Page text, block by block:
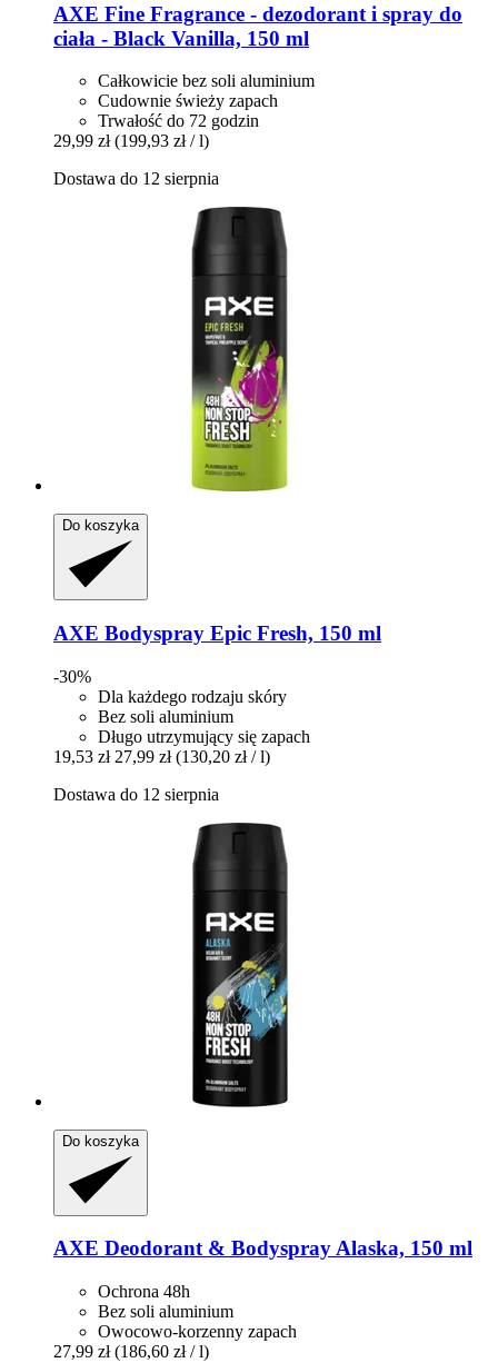
AXE Fine Fragrance -​ dezodorant i spray do
ciała -​ Black Vanilla, 150 ml
Całkowicie bez soli aluminium
Cudownie świeży zapach
Trwałość do 72 godzin
29,99 zł (199,93 zł / l)
Dostawa do 12 sierpnia
Do koszyka
AXE Bodyspray Epic Fresh, 150 ml
-30%
Dla każdego rodzaju skóry
Bez soli aluminium
Długo utrzymujący się zapach
19,53 zł 27,99 zł (130,20 zł / l)
Dostawa do 12 sierpnia
Do koszyka
AXE Deodorant & Bodyspray Alaska, 150 ml
Ochrona 48h
Bez soli aluminium
Owocowo-korzenny zapach
27,99 zł (186,60 zł / l)